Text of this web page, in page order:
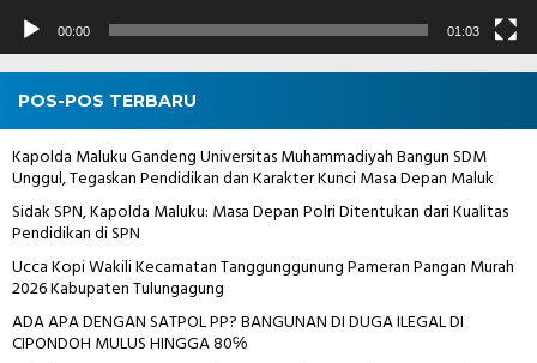
00:00 01:03
POS-POS TERBARU
Kapolda Maluku Gandeng Universitas Muhammadiyah Bangun SDM
Unggul, Tegaskan Pendidikan dan Karakter Kunci Masa Depan Maluk
Sidak SPN, Kapolda Maluku: Masa Depan Polri Ditentukan dari Kualitas
Pendidikan di SPN
Ucca Kopi Wakili Kecamatan Tanggunggunung Pameran Pangan Murah
2026 Kabupaten Tulungagung
ADA APA DENGAN SATPOL PP? BANGUNAN DI DUGA ILEGAL DI
CIPONDOH MULUS HINGGA 80℅